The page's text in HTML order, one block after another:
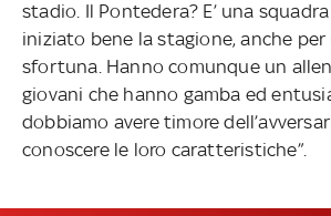
stadio. Il Pontedera? E’ una
iniziato bene la stagione, anche per
sfortuna. Hanno comunque un
giovani che hanno gamba ed
dobbiamo avere timore
conoscere le loro caratteristiche”.